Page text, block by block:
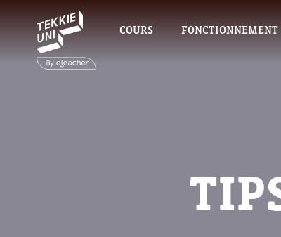
COURS FONCTIONNEMENT